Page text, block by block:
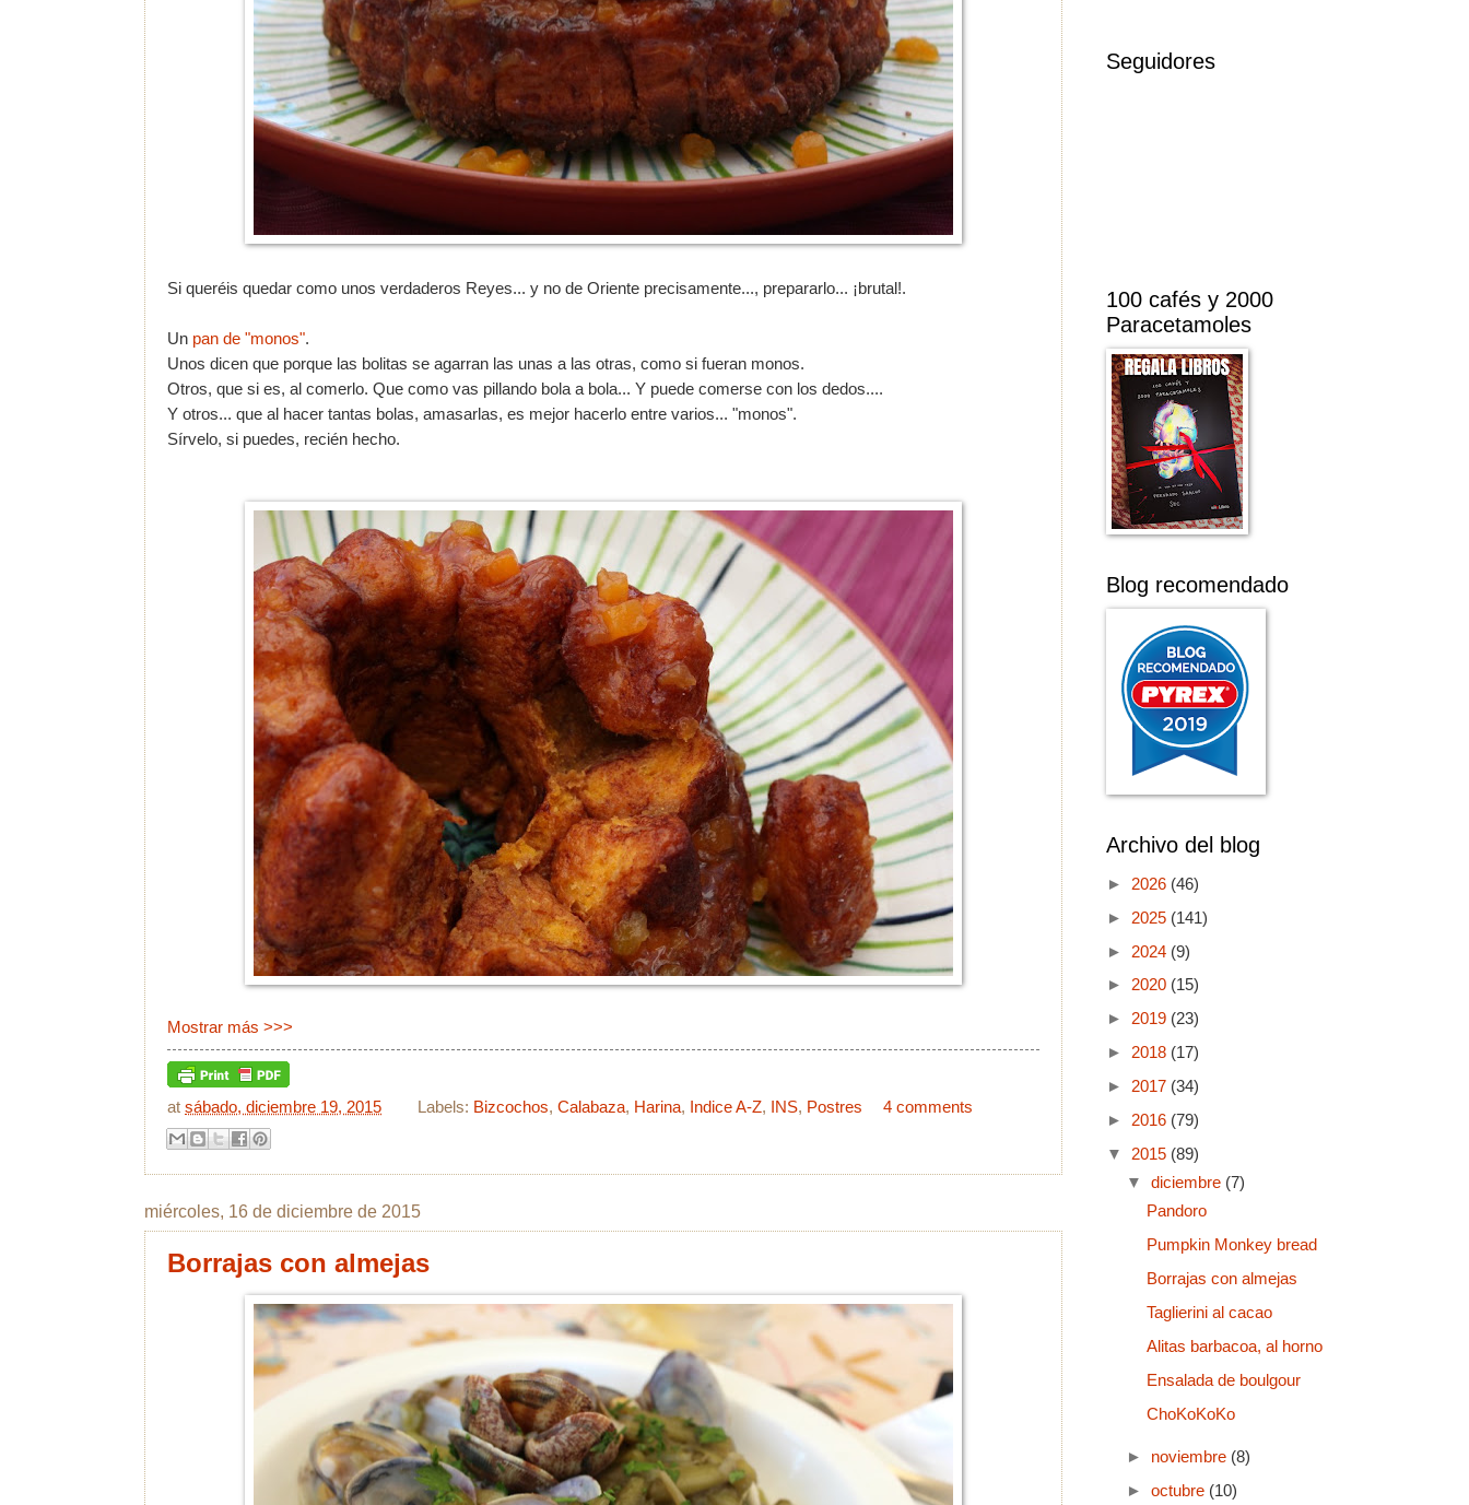
Si queréis quedar como unos verdaderos Reyes... y no de Oriente precisamente..., prepararlo... ¡brutal!.
Un pan de "monos".
Unos dicen que porque las bolitas se agarran las unas a las otras, como si fueran monos.
Otros, que si es, al comerlo. Que como vas pillando bola a bola... Y puede comerse con los dedos....
Y otros... que al hacer tantas bolas, amasarlas, es mejor hacerlo entre varios... "monos".
Sírvelo, si puedes, recién hecho.
Mostrar más >>>
at sábado, diciembre 19, 2015 Labels: Bizcochos,Calabaza, Harina, Indice A-Z, INS, Postres 4 comments
miércoles, 16 de diciembre de 2015
Borrajas con almejas
Seguidores
100 cafés y 2000
Paracetamoles
Blog recomendado
Archivo del blog
► 2026 (46)
► 2025 (141)
► 2024 (9)
► 2020 (15)
► 2019 (23)
► 2018 (17)
► 2017 (34)
► 2016 (79)
▼ 2015 (89)
▼ diciembre (7)
Pandoro
Pumpkin Monkey bread
Borrajas con almejas
Taglierini al cacao
Alitas barbacoa, al horno
Ensalada de boulgour
ChoKoKoKo
► noviembre (8)
► octubre (10)